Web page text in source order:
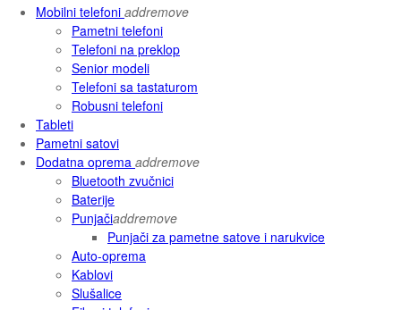
Mobilni telefoni addremove
Pametni telefoni
Telefoni na preklop
Senior modeli
Telefoni sa tastaturom
Robusni telefoni
Tableti
Pametni satovi
Dodatna oprema addremove
Bluetooth zvučnici
Baterije
Punjačiaddremove
Punjači za pametne satove i narukvice
Auto-oprema
Kablovi
Slušalice